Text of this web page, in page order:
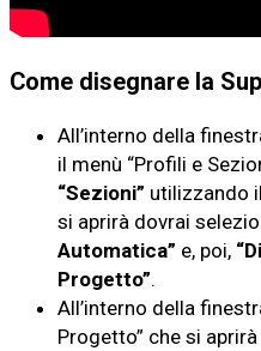
Come disegnare la
All’interno della
il menù “Profili e
“Sezioni” utilizzando
si aprirà dovrai
Automatica” e, poi,
Progetto”.
All’interno della
Progetto” che si